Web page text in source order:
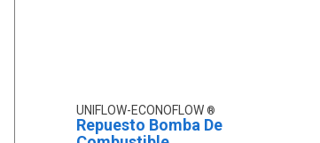
UNIFLOW-ECONOFLOW
Repuesto Bomba De